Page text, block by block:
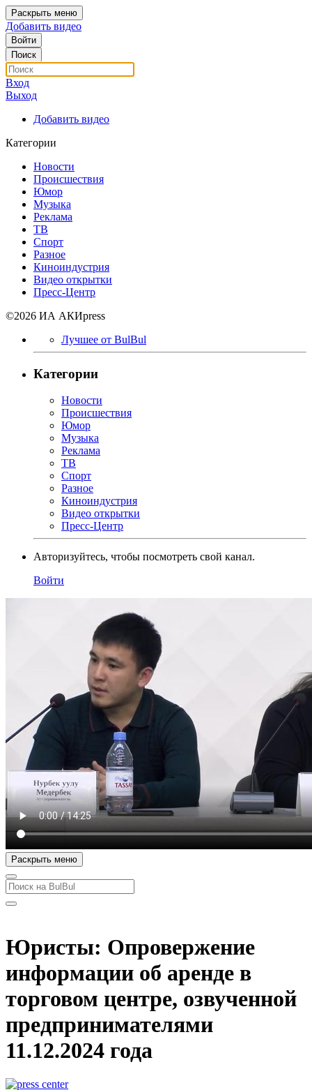
Раскрыть меню
Добавить видео
Войти
Поиск
Вход
Выход
Добавить видео
Категории
Новости
Происшествия
Юмор
Музыка
Реклама
ТВ
Спорт
Разное
Киноиндустрия
Видео открытки
Пресс-Центр
©2026 ИА АКИpress
Лучшее от BulBul
Категории
Новости
Происшествия
Юмор
Музыка
Реклама
ТВ
Спорт
Разное
Киноиндустрия
Видео открытки
Пресс-Центр
Авторизуйтесь, чтобы посмотреть свой канал.
Войти
Раскрыть меню
Юристы: Опровержение
информации об аренде в
торговом центре, озвученной
предпринимателями
11.12.2024 года